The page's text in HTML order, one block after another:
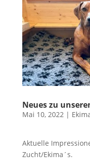
Neues zu
Mai 10, 2022|
Aktuelle
Zucht/Ekima´s.